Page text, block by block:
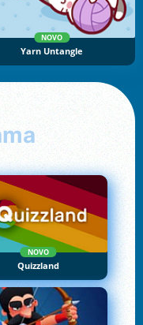
NOVO
Yarn Untangle
NOVO
Quizzland